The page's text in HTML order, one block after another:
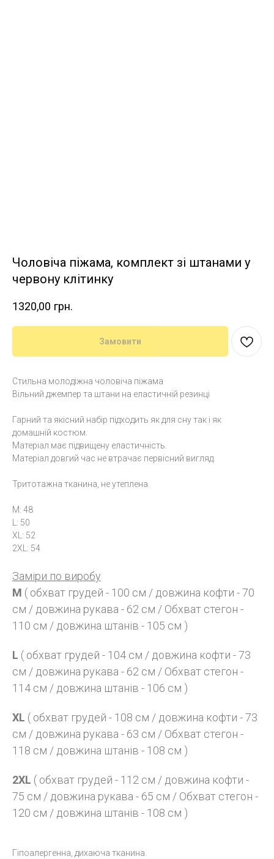
Чоловіча піжама, комплект зі штанами у
червону клітинку
1320,00 грн.
Замовити
Стильна молодіжна чоловіча піжама
Вільний джемпер та штани на еластичній резинці
Гарний та якісний набір підходить як для сну так і як
домашній костюм.
Матеріал має підвищену еластичність.
Матеріал довгий час не втрачає первісний вигляд.
Тритотажна тканина, не утеплена.
M: 48
L: 50
XL: 52
2XL: 54
Заміри по виробу
M ( обхват грудей - 100 см / довжина кофти - 70
см / довжина рукава - 62 см / Обхват стегон -
110 см / довжина штанів - 105 см )
L ( обхват грудей - 104 см / довжина кофти - 73
см / довжина рукава - 62 см / Обхват стегон -
114 см / довжина штанів - 106 см )
XL ( обхват грудей - 108 см / довжина кофти - 73
см / довжина рукава - 63 см / Обхват стегон -
118 см / довжина штанів - 108 см )
2XL ( обхват грудей - 112 см / довжина кофти -
75 см / довжина рукава - 65 см / Обхват стегон -
120 см / довжина штанів - 108 см )
Гіпоалергенна, дихаюча тканина.